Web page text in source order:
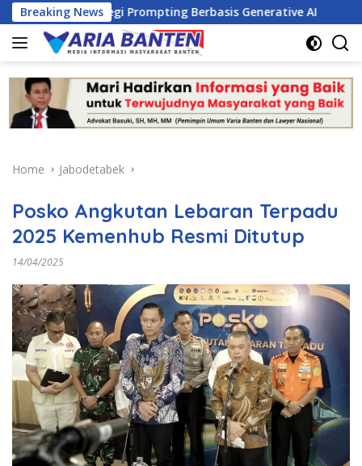
Skip
to
content
Breaking News
Strategi Prompting Berbasis Generative AI PKM
Home Jabodetabek
Posko Angkutan Lebaran Terpadu
2025 Kemenhub Resmi Ditutup
14/04/2025